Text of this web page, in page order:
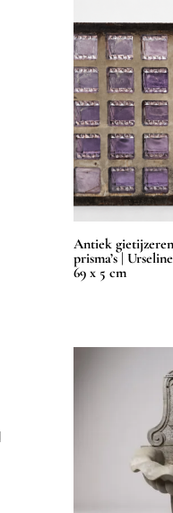
Antiek
prisma’s |
69 x 5 cm